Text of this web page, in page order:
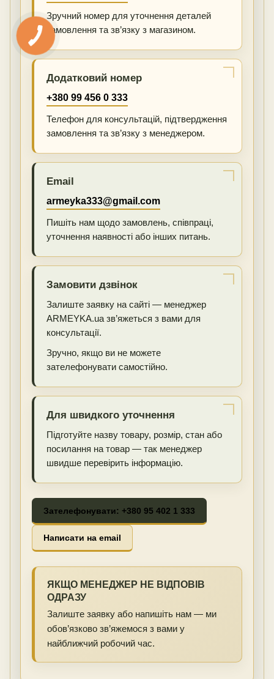
Зручний номер для уточнення деталей
замовлення та зв’язку з магазином.
Додатковий номер
+380 99 456 0 333
Телефон для консультацій, підтвердження
замовлення та зв’язку з менеджером.
Email
armeyka333@gmail.com
Пишіть нам щодо замовлень, співпраці,
уточнення наявності або інших питань.
Замовити дзвінок
Залиште заявку на сайті — менеджер
ARMEYKA.ua зв’яжеться з вами для
консультації.
Зручно, якщо ви не можете
зателефонувати самостійно.
Для швидкого уточнення
Підготуйте назву товару, розмір, стан або
посилання на товар — так менеджер
швидше перевірить інформацію.
Зателефонувати: +380 95 402 1 333
Написати на email
ЯКЩО МЕНЕДЖЕР НЕ ВІДПОВІВ
ОДРАЗУ
Залиште заявку або напишіть нам — ми
обов’язково зв’яжемося з вами у
найближчий робочий час.